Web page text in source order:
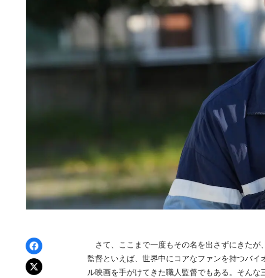
Facebookでシェア
xでポスト
さて、ここまで一度もその名を出さずにきた
監督といえば、世界中にコアなファンを持つバ
ル映画を手がけてきた職人監督でもある。そん